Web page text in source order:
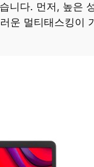
니다. 먼저, 높은
운 멀티태스킹이